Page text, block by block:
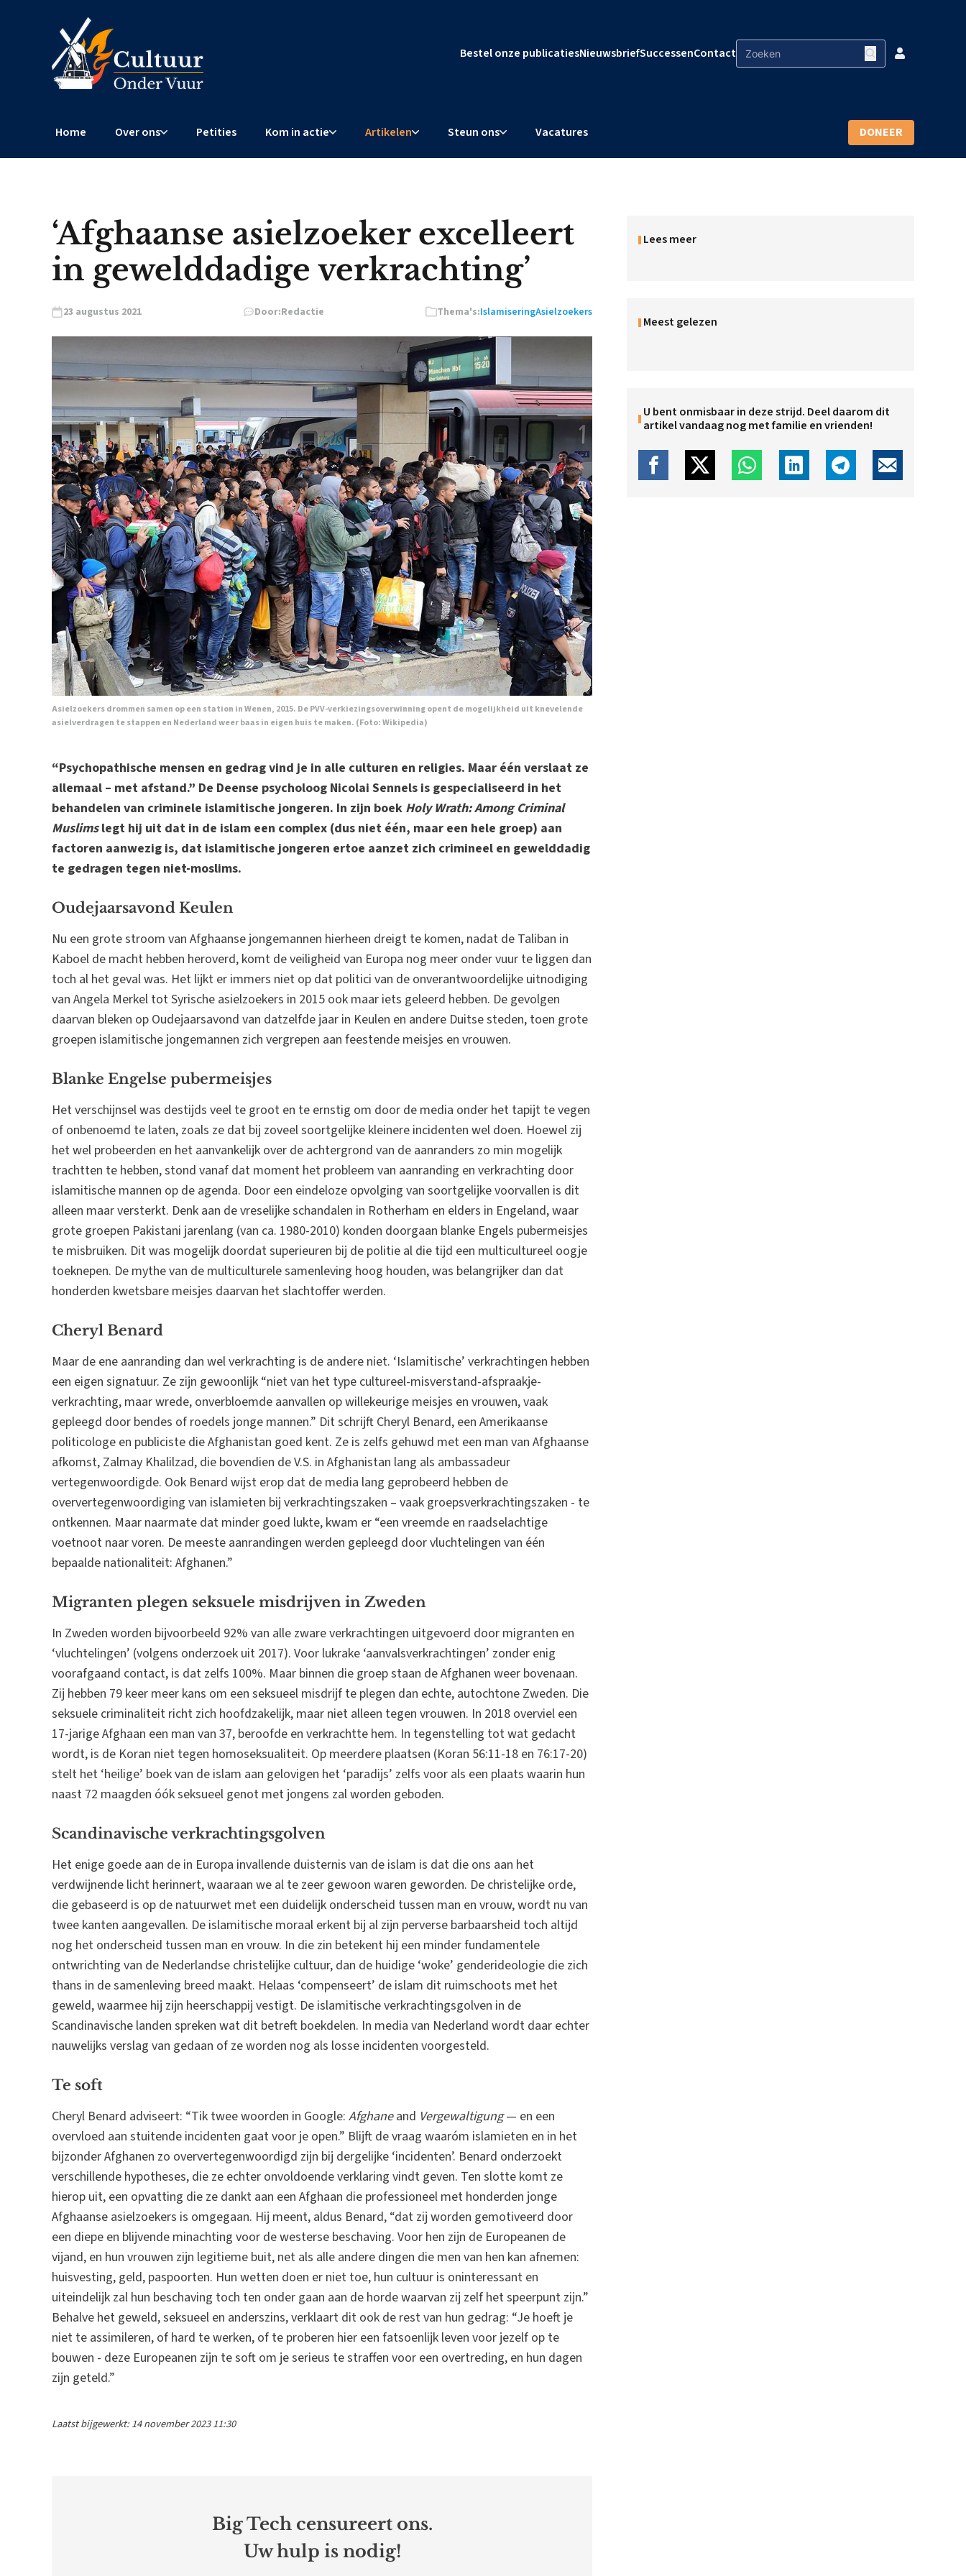
Bestel onze publicatiesNieuwsbriefSuccessenContact
Home Over ons Petities Kom in actie Artikelen Steun ons Vacatures DONEER
‘Afghaanse asielzoeker excelleert
in gewelddadige verkrachting’
23 augustus 2021 Door:Redactie Thema's:IslamiseringAsielzoekers
Asielzoekers drommen samen op een station in Wenen, 2015. De PVV-verkiezingsoverwinning opent de mogelijkheid uit knevelende
asielverdragen te stappen en Nederland weer baas in eigen huis te maken. (Foto: Wikipedia)
“Psychopathische mensen en gedrag vind je in alle culturen en religies. Maar één verslaat ze
allemaal – met afstand.” De Deense psycholoog Nicolai Sennels is gespecialiseerd in het
behandelen van criminele islamitische jongeren. In zijn boek Holy Wrath: Among Criminal
Muslimslegt hij uit dat in de islam een complex (dus niet één, maar een hele groep) aan
factoren aanwezig is, dat islamitische jongeren ertoe aanzet zich crimineel en gewelddadig
te gedragen tegen niet-moslims.
Oudejaarsavond Keulen
Nu een grote stroom van Afghaanse jongemannen hierheen dreigt te komen, nadat de Taliban in
Kaboel de macht hebben heroverd, komt de veiligheid van Europa nog meer onder vuur te liggen dan
toch al het geval was. Het lijkt er immers niet op dat politici van de onverantwoordelijke uitnodiging
van Angela Merkel tot Syrische asielzoekers in 2015 ook maar iets geleerd hebben. De gevolgen
daarvan bleken op Oudejaarsavond van datzelfde jaar in Keulen en andere Duitse steden, toen grote
groepen islamitische jongemannen zich vergrepen aan feestende meisjes en vrouwen.
Blanke Engelse pubermeisjes
Het verschijnsel was destijds veel te groot en te ernstig om door de media onder het tapijt te vegen
of onbenoemd te laten, zoals ze dat bij zoveel soortgelijke kleinere incidenten wel doen. Hoewel zij
het wel probeerden en het aanvankelijk over de achtergrond van de aanranders zo min mogelijk
trachtten te hebben, stond vanaf dat moment het probleem van aanranding en verkrachting door
islamitische mannen op de agenda. Door een eindeloze opvolging van soortgelijke voorvallen is dit
alleen maar versterkt. Denk aan de vreselijke schandalen in Rotherham en elders in Engeland, waar
grote groepen Pakistani jarenlang (van ca. 1980-2010) konden doorgaan blanke Engels pubermeisjes
te misbruiken. Dit was mogelijk doordat superieuren bij de politie al die tijd een multicultureel oogje
toeknepen. De mythe van de multiculturele samenleving hoog houden, was belangrijker dan dat
honderden kwetsbare meisjes daarvan het slachtoffer werden.
Cheryl Benard
Maar de ene aanranding dan wel verkrachting is de andere niet. ‘Islamitische’ verkrachtingen hebben
een eigen signatuur. Ze zijn gewoonlijk “niet van het type cultureel-misverstand-afspraakje-
verkrachting, maar wrede, onverbloemde aanvallen op willekeurige meisjes en vrouwen, vaak
gepleegd door bendes of roedels jonge mannen.” Dit schrijft Cheryl Benard, een Amerikaanse
politicologe en publiciste die Afghanistan goed kent. Ze is zelfs gehuwd met een man van Afghaanse
afkomst, Zalmay Khalilzad, die bovendien de V.S. in Afghanistan lang als ambassadeur
vertegenwoordigde. Ook Benard wijst erop dat de media lang geprobeerd hebben de
oververtegenwoordiging van islamieten bij verkrachtingszaken – vaak groepsverkrachtingszaken - te
ontkennen. Maar naarmate dat minder goed lukte, kwam er “een vreemde en raadselachtige
voetnoot naar voren. De meeste aanrandingen werden gepleegd door vluchtelingen van één
bepaalde nationaliteit: Afghanen.”
Migranten plegen seksuele misdrijven in Zweden
In Zweden worden bijvoorbeeld 92% van alle zware verkrachtingen uitgevoerd door migranten en
‘vluchtelingen’ (volgens onderzoek uit 2017). Voor lukrake ‘aanvalsverkrachtingen’ zonder enig
voorafgaand contact, is dat zelfs 100%. Maar binnen die groep staan de Afghanen weer bovenaan.
Zij hebben 79 keer meer kans om een seksueel misdrijf te plegen dan echte, autochtone Zweden. Die
seksuele criminaliteit richt zich hoofdzakelijk, maar niet alleen tegen vrouwen. In 2018 overviel een
17-jarige Afghaan een man van 37, beroofde en verkrachtte hem. In tegenstelling tot wat gedacht
wordt, is de Koran niet tegen homoseksualiteit. Op meerdere plaatsen (Koran 56:11-18 en 76:17-20)
stelt het ‘heilige’ boek van de islam aan gelovigen het ‘paradijs’ zelfs voor als een plaats waarin hun
naast 72 maagden óók seksueel genot met jongens zal worden geboden.
Scandinavische verkrachtingsgolven
Het enige goede aan de in Europa invallende duisternis van de islam is dat die ons aan het
verdwijnende licht herinnert, waaraan we al te zeer gewoon waren geworden. De christelijke orde,
die gebaseerd is op de natuurwet met een duidelijk onderscheid tussen man en vrouw, wordt nu van
twee kanten aangevallen. De islamitische moraal erkent bij al zijn perverse barbaarsheid toch altijd
nog het onderscheid tussen man en vrouw. In die zin betekent hij een minder fundamentele
ontwrichting van de Nederlandse christelijke cultuur, dan de huidige ‘woke’ genderideologie die zich
thans in de samenleving breed maakt. Helaas ‘compenseert’ de islam dit ruimschoots met het
geweld, waarmee hij zijn heerschappij vestigt. De islamitische verkrachtingsgolven in de
Scandinavische landen spreken wat dit betreft boekdelen. In media van Nederland wordt daar echter
nauwelijks verslag van gedaan of ze worden nog als losse incidenten voorgesteld.
Te soft
Cheryl Benard adviseert: “Tik twee woorden in Google: Afghaneand Vergewaltigung— en een
overvloed aan stuitende incidenten gaat voor je open.” Blijft de vraag waaróm islamieten en in het
bijzonder Afghanen zo oververtegenwoordigd zijn bij dergelijke ‘incidenten’. Benard onderzoekt
verschillende hypotheses, die ze echter onvoldoende verklaring vindt geven. Ten slotte komt ze
hierop uit, een opvatting die ze dankt aan een Afghaan die professioneel met honderden jonge
Afghaanse asielzoekers is omgegaan. Hij meent, aldus Benard, “dat zij worden gemotiveerd door
een diepe en blijvende minachting voor de westerse beschaving. Voor hen zijn de Europeanen de
vijand, en hun vrouwen zijn legitieme buit, net als alle andere dingen die men van hen kan afnemen:
huisvesting, geld, paspoorten. Hun wetten doen er niet toe, hun cultuur is oninteressant en
uiteindelijk zal hun beschaving toch ten onder gaan aan de horde waarvan zij zelf het speerpunt zijn.”
Behalve het geweld, seksueel en anderszins, verklaart dit ook de rest van hun gedrag: “Je hoeft je
niet te assimileren, of hard te werken, of te proberen hier een fatsoenlijk leven voor jezelf op te
bouwen - deze Europeanen zijn te soft om je serieus te straffen voor een overtreding, en hun dagen
zijn geteld.”
Laatst bijgewerkt: 14 november 2023 11:30
Big Tech censureert ons.
Uw hulp is nodig!
Lees meer
Meest gelezen
U bent onmisbaar in deze strijd. Deel daarom dit
artikel vandaag nog met familie en vrienden!